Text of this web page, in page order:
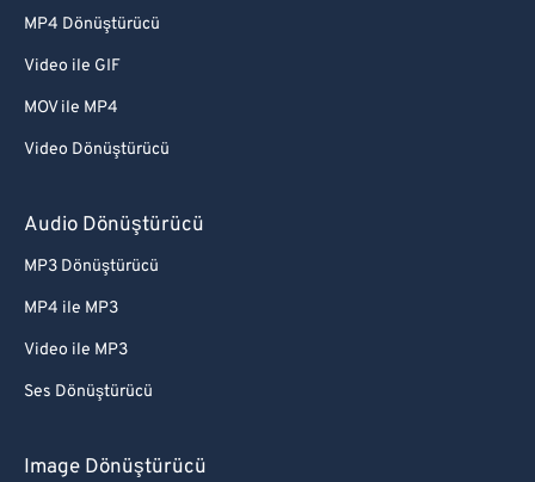
MP4 Dönüştürücü
Video ile GIF
MOV ile MP4
Video Dönüştürücü
Audio Dönüştürücü
MP3 Dönüştürücü
MP4 ile MP3
Video ile MP3
Ses Dönüştürücü
Image Dönüştürücü